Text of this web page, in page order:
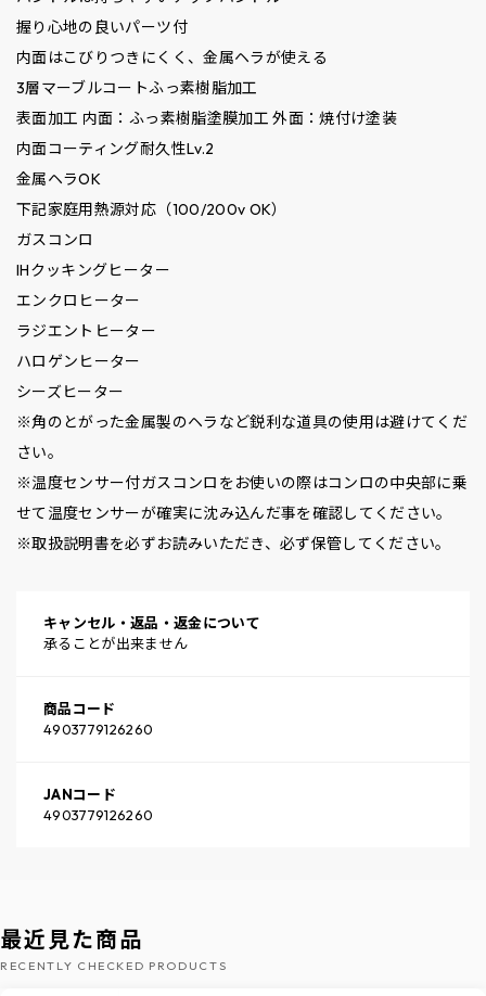
握り心地の良いパーツ付
内面はこびりつきにくく、金属ヘラが使える
3層マーブルコートふっ素樹脂加工
表面加工 内面：ふっ素樹脂塗膜加工 外面：焼付け塗装
内面コーティング耐久性Lv.2
金属ヘラOK
下記家庭用熱源対応（100/200v OK）
ガスコンロ
IHクッキングヒーター
エンクロヒーター
ラジエントヒーター
ハロゲンヒーター
シーズヒーター
※角のとがった金属製のヘラなど鋭利な道具の使用は避けてくだ
さい。
※温度センサー付ガスコンロをお使いの際はコンロの中央部に乗
せて温度センサーが確実に沈み込んだ事を確認してください。
※取扱説明書を必ずお読みいただき、必ず保管してください。
キャンセル・返品・返金について
承ることが出来ません
商品コード
4903779126260
JANコード
4903779126260
最近見た商品
RECENTLY CHECKED PRODUCTS